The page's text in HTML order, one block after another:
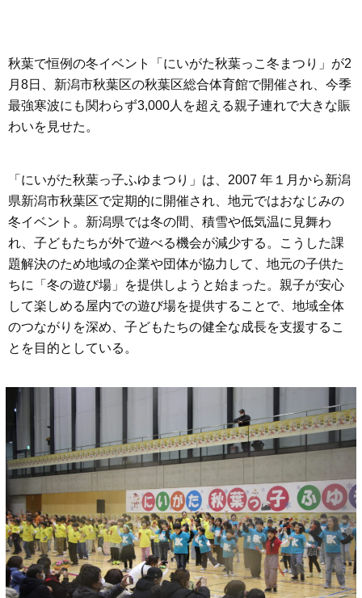
秋葉で恒例の冬イベント「にいがた秋葉っこ冬まつり」が2
月8日、新潟市秋葉区の秋葉区総合体育館で開催され、今季
最強寒波にも関わらず3,000人を超える親子連れで大きな賑
わいを見せた。
「にいがた秋葉っ⼦ふゆまつり」は、2007 年１⽉から新潟
県新潟市秋葉区で定期的に開催され、地元ではおなじみの
冬イベント。新潟県では冬の間、積雪や低気温に見舞わ
れ、⼦どもたちが外で遊べる機会が減少する。こうした課
題解決のため地域の企業や団体が協力して、地元の子供た
ちに「冬の遊び場」を提供しようと始まった。親⼦が安⼼
して楽しめる屋内での遊び場を提供することで、地域全体
のつながりを深め、⼦どもたちの健全な成⻑を⽀援するこ
とを⽬的としている。